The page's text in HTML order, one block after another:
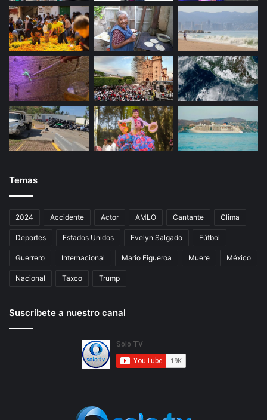
Temas
2024 Accidente Actor AMLO Cantante Clima
Deportes Estados Unidos Evelyn Salgado Fútbol
Guerrero Internacional Mario Figueroa Muere México
Nacional Taxco Trump
Suscríbete a nuestro canal